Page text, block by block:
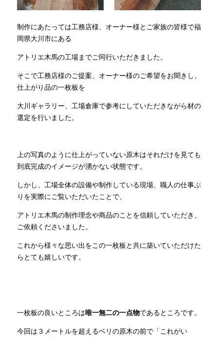
制作にあたっては工務店様、オーナー様とご家族の皆様で福
岡県大川市にある
アトリエ木馬の工場までご同行いただきました。
そこで工務店様のご提案、オーナー様のご希望をお聞きし、
仕上がり品の一枚板を
大川ギャラリー、工場倉庫で参考にしていただきながら材の
選定を行いました。
上の写真のように仕上がっていない原木はそれだけを見ても
到底完成のイメージが湧かない状態です。
しかし、工場全体の設備や制作している現場、職人の仕事ぶ
りを実際にご覧いただいたことで、
アトリエ木馬の制作理念や商品のことを信頼していただき、
ご依頼くださいました。
これから様々な思い出をこの一枚板と共に築いていただけた
らとても嬉しいです。
一枚板の良いところは唯一無二の一点物であるところです。
今回は３メートルを超えるベリの原木の前で「これがい